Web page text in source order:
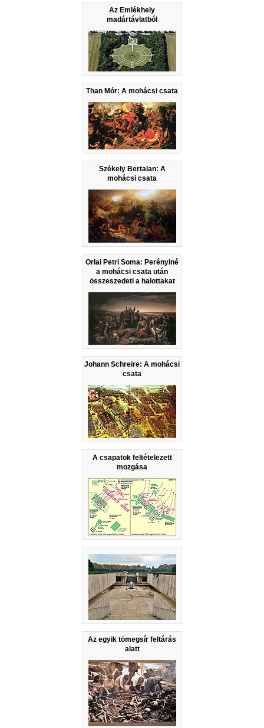
Az Emlékhely
madártávlatból
Than Mór: A mohácsi csata
Székely Bertalan: A
mohácsi csata
Orlai Petri Soma: Perényiné
a mohácsi csata után
összeszedeti a halottakat
Johann Schreire: A mohácsi
csata
A csapatok feltételezett
mozgása
Az egyik tömegsír feltárás
alatt